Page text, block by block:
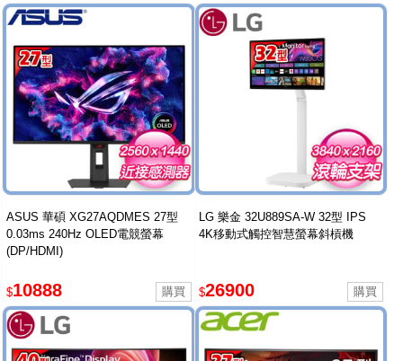
ASUS 華碩 XG27AQDMES 27型
0.03ms 240Hz OLED電競螢幕
(DP/HDMI)
$10888
LG 樂金 32U889SA-W 32型 IPS
4K移動式觸控智慧螢幕斜槓機
$26900